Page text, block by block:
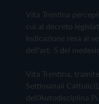
Vita Trentina
cui al decreto
Indicazione resa ai
dell'art. 5 del
Vita Trentina,
Settimanali
dell'Autodisciplina